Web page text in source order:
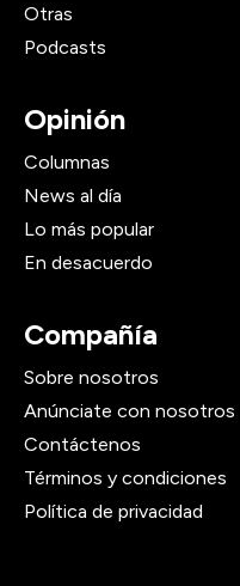
Otras
Podcasts
Opinión
Columnas
News al día
Lo más popular
En desacuerdo
Compañía
Sobre nosotros
Anúnciate con nosotros
Contáctenos
Términos y condiciones
Política de privacidad